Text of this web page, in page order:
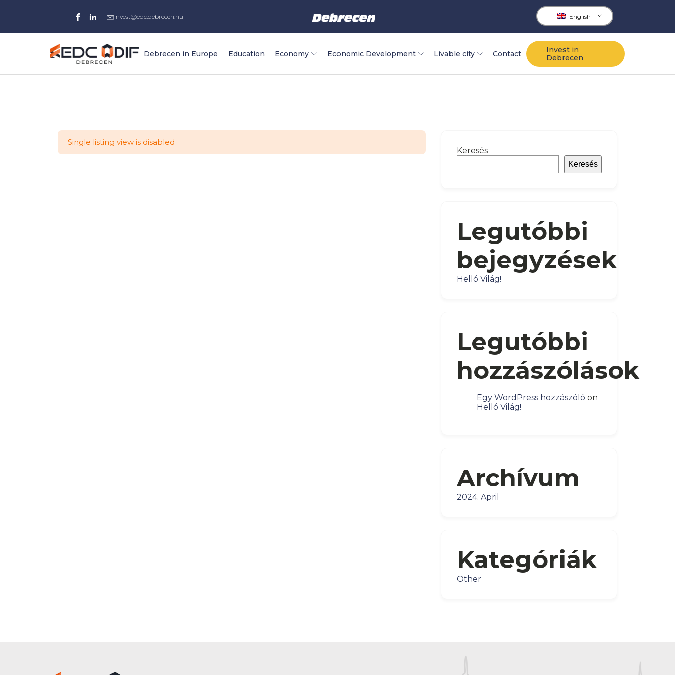
| invest@edc.debrecen.hu English
Debrecen in Europe Education Economy Economic Development Livable city Contact
Invest in
Debrecen
Single listing view is disabled
Keresés
Keresés
Legutóbbi
bejegyzések
Helló Világ!
Legutóbbi
hozzászólások
Egy WordPress hozzászóló on
Helló Világ!
Archívum
2024. April
Kategóriák
Other